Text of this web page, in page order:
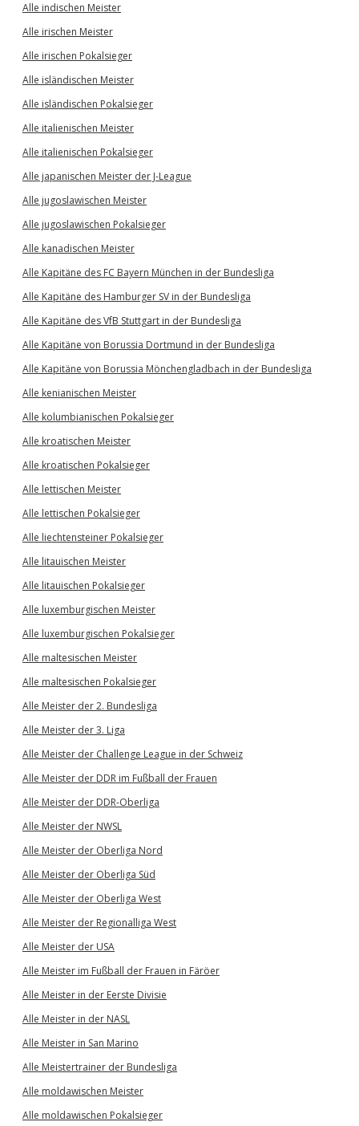
Alle indischen Meister
Alle irischen Meister
Alle irischen Pokalsieger
Alle isländischen Meister
Alle isländischen Pokalsieger
Alle italienischen Meister
Alle italienischen Pokalsieger
Alle japanischen Meister der J-League
Alle jugoslawischen Meister
Alle jugoslawischen Pokalsieger
Alle kanadischen Meister
Alle Kapitäne des FC Bayern München in der Bundesliga
Alle Kapitäne des Hamburger SV in der Bundesliga
Alle Kapitäne des VfB Stuttgart in der Bundesliga
Alle Kapitäne von Borussia Dortmund in der Bundesliga
Alle Kapitäne von Borussia Mönchengladbach in der Bundesliga
Alle kenianischen Meister
Alle kolumbianischen Pokalsieger
Alle kroatischen Meister
Alle kroatischen Pokalsieger
Alle lettischen Meister
Alle lettischen Pokalsieger
Alle liechtensteiner Pokalsieger
Alle litauischen Meister
Alle litauischen Pokalsieger
Alle luxemburgischen Meister
Alle luxemburgischen Pokalsieger
Alle maltesischen Meister
Alle maltesischen Pokalsieger
Alle Meister der 2. Bundesliga
Alle Meister der 3. Liga
Alle Meister der Challenge League in der Schweiz
Alle Meister der DDR im Fußball der Frauen
Alle Meister der DDR-Oberliga
Alle Meister der NWSL
Alle Meister der Oberliga Nord
Alle Meister der Oberliga Süd
Alle Meister der Oberliga West
Alle Meister der Regionalliga West
Alle Meister der USA
Alle Meister im Fußball der Frauen in Färöer
Alle Meister in der Eerste Divisie
Alle Meister in der NASL
Alle Meister in San Marino
Alle Meistertrainer der Bundesliga
Alle moldawischen Meister
Alle moldawischen Pokalsieger